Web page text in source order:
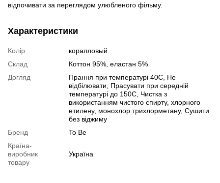
відпочивати за переглядом улюбленого фільму.
Характеристики
Колір
коралловый
Склад
Коттон 95%, еластан 5%
Догляд
Прання при температурі 40С, Не
відбілювати, Прасувати при середній
температурі до 150С, Чистка з
використанням чистого спирту, хлорного
етилену, монохлор трихлорметану, Сушити
без віджиму
Бренд
To Be
Країна-
виробник
товару
Україна